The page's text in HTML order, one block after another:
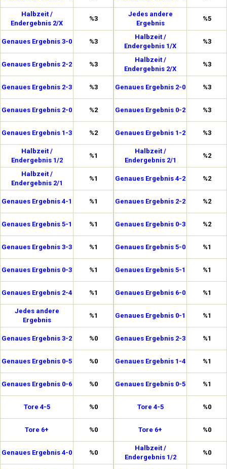
Halbzeit /
Endergebnis 2/X
%3
Genaues Ergebnis 3-0 %3
Genaues Ergebnis 2-2 %3
Genaues Ergebnis 2-3 %3
Genaues Ergebnis 2-0 %2
Genaues Ergebnis 1-3 %2
Halbzeit /
Endergebnis 1/2
%1
Halbzeit /
Endergebnis 2/1
%1
Genaues Ergebnis 4-1 %1
Genaues Ergebnis 5-1 %1
Genaues Ergebnis 3-3 %1
Genaues Ergebnis 0-3 %1
Genaues Ergebnis 2-4 %1
Jedes andere
Ergebnis
%1
Genaues Ergebnis 3-2 %0
Genaues Ergebnis 0-5 %0
Genaues Ergebnis 0-6 %0
Tore 4-5 %0
Tore 6+ %0
Genaues Ergebnis 4-0 %0
Jedes andere
Ergebnis
%5
Halbzeit /
Endergebnis 1/X
%3
Halbzeit /
Endergebnis 2/X
%3
Genaues Ergebnis 2-0 %3
Genaues Ergebnis 0-2 %3
Genaues Ergebnis 1-2 %3
Halbzeit /
Endergebnis 2/1
%2
Genaues Ergebnis 4-2 %2
Genaues Ergebnis 2-2 %2
Genaues Ergebnis 0-3 %2
Genaues Ergebnis 5-0 %1
Genaues Ergebnis 5-1 %1
Genaues Ergebnis 6-0 %1
Genaues Ergebnis 0-1 %1
Genaues Ergebnis 2-3 %1
Genaues Ergebnis 1-4 %1
Genaues Ergebnis 0-5 %1
Tore 4-5 %0
Tore 6+ %0
Halbzeit /
Endergebnis 1/2
%0